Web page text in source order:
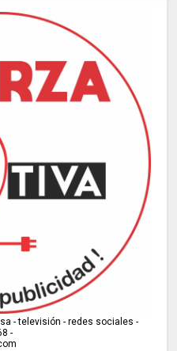
- televisión - redes sociales -
-